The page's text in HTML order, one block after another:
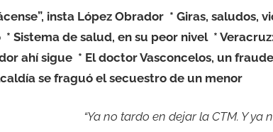
insta López Obrador * Giras, saludos,
* Sistema de salud, en su peor nivel *
ahí sigue * El doctor Vasconcelos, un fraude
se fraguó el secuestro de un menor
“Ya no tardo en dejar la CTM. Y ya